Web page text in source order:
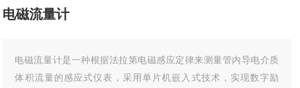
电磁流量计
电磁流量计是一种根据法拉第电磁感应定律来测量管内导电介质
体积流量的感应式仪表，采用单片机嵌入式技术，实现数字励